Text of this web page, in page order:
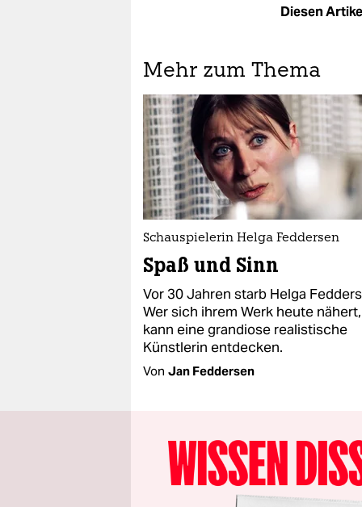
Diesen
Mehr zum Thema
Schauspielerin Helga Feddersen
Spaß und Sinn
Vor 30 Jahren starb Helga
Wer sich ihrem Werk heute nähert,
kann eine grandiose realistische
Künstlerin entdecken.
Von Jan Feddersen